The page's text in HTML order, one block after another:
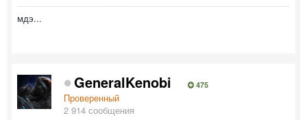
мдэ...
GeneralKenobi 475
Проверенный
2 914 сообщения